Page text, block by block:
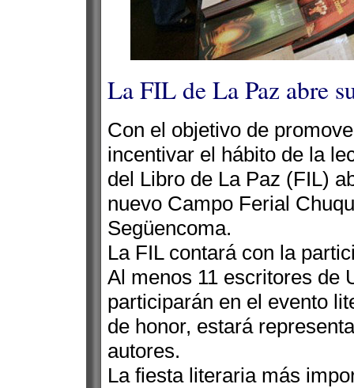
La FIL de La Paz abre
Con el objetivo de
incentivar el hábito de la
del Libro de La Paz (FIL)
nuevo Campo Ferial
Següencoma.
La FIL contará con la
Al menos 11 escritores de
participarán en el evento
de honor, estará
autores.
La fiesta literaria más